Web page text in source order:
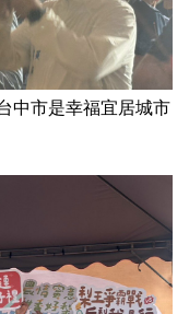
中市是幸福宜居城市